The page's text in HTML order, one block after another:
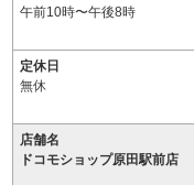
午前10時〜午後8時
定休日
無休
店舗名
ドコモショップ原田駅前店